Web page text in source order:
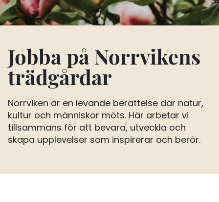
Jobba på Norrvikens
trädgårdar
Norrviken är en levande berättelse där natur,
kultur och människor möts. Här arbetar vi
tillsammans för att bevara, utveckla och
skapa upplevelser som inspirerar och berör.